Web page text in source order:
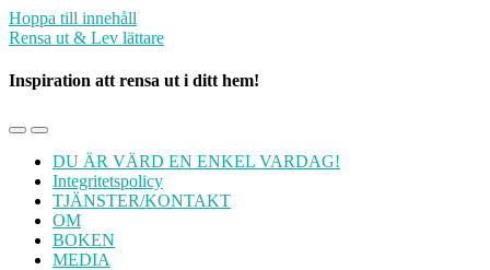
Hoppa till innehåll
Rensa ut & Lev lättare
Inspiration att rensa ut i ditt hem!
Slå
mobilmenyn
Slå
på/av
sökfältet
DU ÄR VÄRD EN ENKEL VARDAG!
Integritetspolicy
TJÄNSTER/KONTAKT
OM
BOKEN
MEDIA